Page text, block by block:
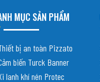
MỤC SẢN PHẨM
bị an toàn Pizzato
biến Turck Banner
lanh khí nén Protec